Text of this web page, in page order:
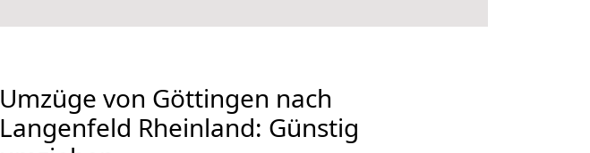
Umzüge von Göttingen nach
Langenfeld Rheinland: Günstig